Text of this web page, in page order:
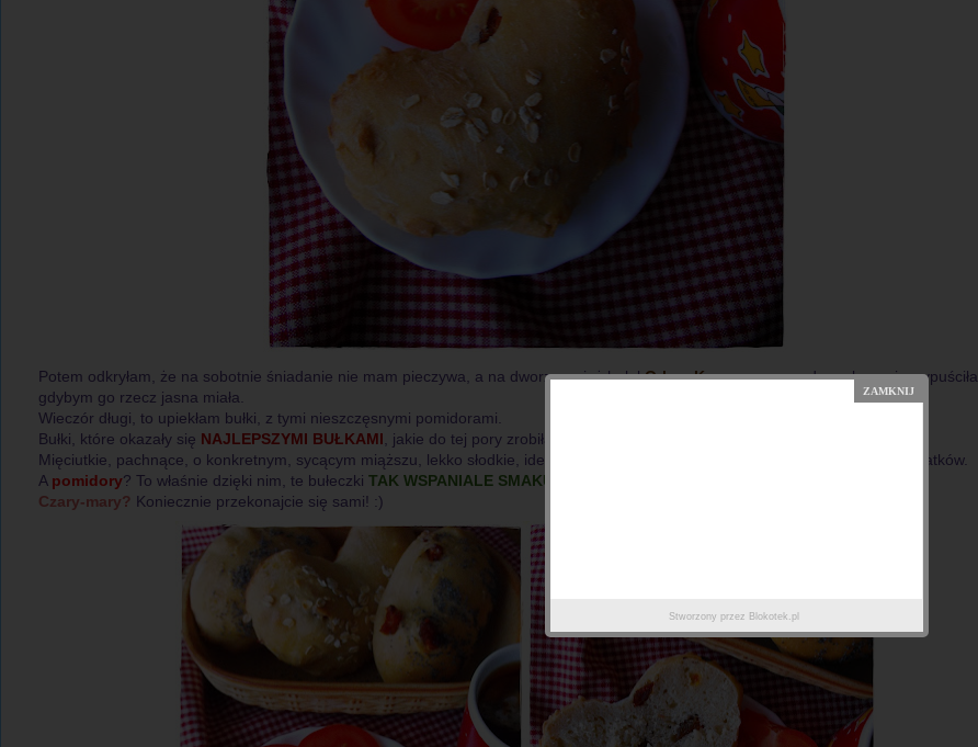
Potem odkryłam, że na sobotnie śniadanie nie mam pieczywa, a na dworze wciąż hulałOrkan Ksawery, psa z domu bym nie wypuściła,
gdybym go rzecz jasna miała.
Wieczór długi, to upiekłam bułki, z tymi nieszczęsnymi pomidorami.
Bułki, które okazały się NAJLEPSZYMI BUŁKAMI , jakie do tej pory zrobiłam/jadłam.
Mięciutkie, pachnące, o konkretnym, sycącym miąższu, lekko słodkie, idealne z samym masłem, albo w ogóle, bez żadnych dodatków.
A pomidory? To właśnie dzięki nim, te bułeczki TAK WSPANIALE SMAKUJĄ
Czary-mary? Koniecznie przekonajcie się sami! :)
Stworzony przez Blokotek.pl